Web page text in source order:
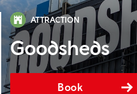
ATTRACTION
Goodsheds
Book